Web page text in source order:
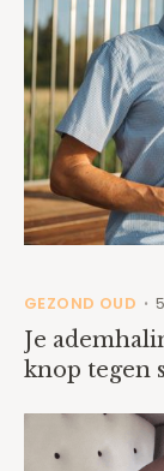
GEZOND OUD •
Je
knop tegen